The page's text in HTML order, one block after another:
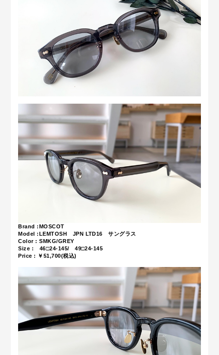
Brand :MOSCOT
Model :LEMTOSH JPN LTD16 サングラス
Color : SMKG/GREY
Size : 46□24-145/ 49□24-145
Price : ￥51,700(税込)